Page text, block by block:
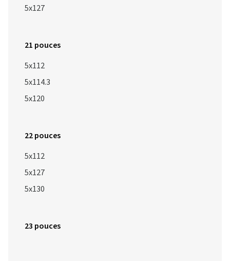
5x127
21 pouces
5x112
5x114.3
5x120
22 pouces
5x112
5x127
5x130
23 pouces